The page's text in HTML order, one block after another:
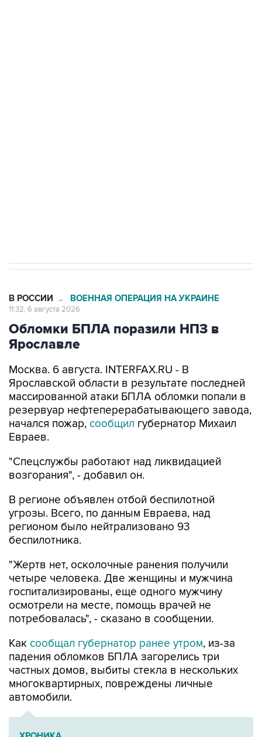
Обломки БПЛА поразили НПЗ в
Ярославле
Москва. 6 августа. INTERFAX.RU - В
массированной атаки БПЛА обломки попали в
резервуар нефтеперерабатывающего завода,
начался пожар, сообщилгубернатор Михаил
Евраев.
"Спецслужбы работают над ликвидацией
В регионе объявлен отбой беспилотной
регионом было нейтрализовано 93
беспилотника.
"Жертв нет, осколочные ранения получили
госпитализированы, еще одного мужчину
осмотрели на месте, помощь врачей не
потребовалась", - сказано в сообщении.
Каксообщал губернатор ранее утром, из-за
частных домов, выбиты стекла в нескольких
многоквартирных, повреждены личные
автомобили.
ХРОНИКА
Военная операция на Украине